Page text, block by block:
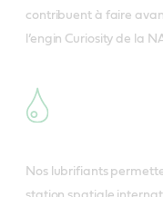
contribuent à faire
l’engin Curiosity de la
Nos lubrifiants